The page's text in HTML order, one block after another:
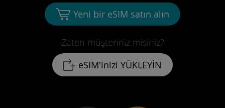
Zaten müşteriniz misiniz?
eSIM'inizi YÜKLEYİN
Yeni bir eSIM satın alın